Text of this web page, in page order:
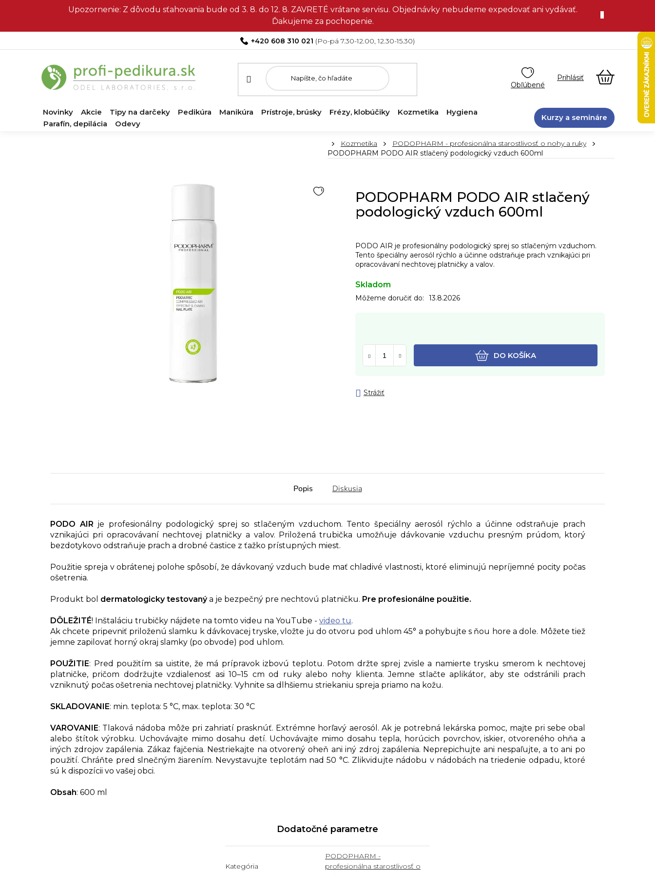
Upozornenie: Z dôvodu sťahovania bude od 3. 8. do 12. 8. ZAVRETÉ vrátane servisu. Objednávky nebudeme expedovať ani vydávať.
Ďakujeme za pochopenie.
+420 608 310 021
NÁKUPNÝ
KOŠÍK
Novinky Akcie Tipy na darčeky Pedikúra Manikúra Prístroje, brúsky Frézy, klobúčiky Kozmetika
Hygiena
Parafín, depilácia
Odevy
Kurzy a semináre
DomovKozmetika
PODOPHARM - profesionálna starostlivosť o nohy a ruky
PODOPHARM PODO AIR stlačený podologický vzduch 600ml
PODOPHARM PODO AIR stlačený
podologický vzduch 600ml
PODO AIR je profesionálny podologický sprej so stlačeným vzduchom.
Tento špeciálny aerosól rýchlo a účinne odstraňuje prach vznikajúci pri
opracovávaní nechtovej platničky a valov.
Skladom
Môžeme doručiť do: 13.8.2026
DO KOŠÍKA
Strážiť
Popis Diskusia
PODO AIR je profesionálny podologický sprej so stlačeným vzduchom. Tento špeciálny aerosól rýchlo a účinne odstraňuje prach
vznikajúci pri opracovávaní nechtovej platničky a valov. Priložená trubička umožňuje dávkovanie vzduchu presným prúdom, ktorý
bezdotykovo odstraňuje prach a drobné častice z ťažko prístupných miest.
Použitie spreja v obrátenej polohe spôsobí, že dávkovaný vzduch bude mať chladivé vlastnosti, ktoré eliminujú nepríjemné pocity počas
ošetrenia.
Produkt bol dermatologicky testovanýa je bezpečný pre nechtovú platničku. Pre profesionálne použitie.
DÔLEŽITÉ! Inštaláciu trubičky nájdete na tomto videu na YouTube - video tu.
Ak chcete pripevniť priloženú slamku k dávkovacej tryske, vložte ju do otvoru pod uhlom 45° a pohybujte s ňou hore a dole. Môžete tiež
jemne zapilovať horný okraj slamky (po obvode) pod uhlom.
POUŽITIE: Pred použitím sa uistite, že má prípravok izbovú teplotu. Potom držte sprej zvisle a namierte trysku smerom k nechtovej
platničke, pričom dodržujte vzdialenosť asi 10–15 cm od ruky alebo nohy klienta. Jemne stlačte aplikátor, aby ste odstránili prach
vzniknutý počas ošetrenia nechtovej platničky. Vyhnite sa dlhšiemu striekaniu spreja priamo na kožu.
SKLADOVANIE: min. teplota: 5 °C, max. teplota: 30 °C
VAROVANIE: Tlaková nádoba môže pri zahriatí prasknúť. Extrémne horľavý aerosól. Ak je potrebná lekárska pomoc, majte pri sebe obal
alebo štítok výrobku. Uchovávajte mimo dosahu detí. Uchovávajte mimo dosahu tepla, horúcich povrchov, iskier, otvoreného ohňa a
iných zdrojov zapálenia. Zákaz fajčenia. Nestriekajte na otvorený oheň ani iný zdroj zapálenia. Neprepichujte ani nespaľujte, a to ani po
použití. Chráňte pred slnečným žiarením. Nevystavujte teplotám nad 50 °C. Zlikvidujte nádobu v nádobách na triedenie odpadu, ktoré
sú k dispozícii vo vašej obci.
Obsah: 600 ml
Dodatočné parametre
Kategória
PODOPHARM -
profesionálna starostlivosť o